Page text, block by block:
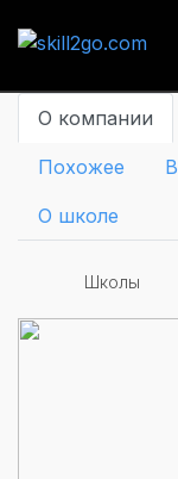
О компании
Похожее
О школе
Школы